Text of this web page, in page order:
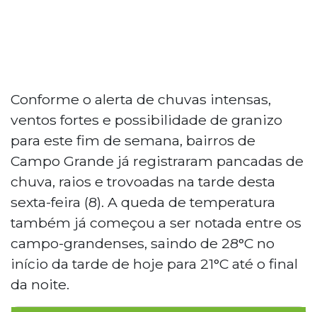
Conforme o alerta de chuvas intensas,
ventos fortes e possibilidade de granizo
para este fim de semana, bairros de
Campo Grande já registraram pancadas de
chuva, raios e trovoadas na tarde desta
sexta-feira (8). A queda de temperatura
também já começou a ser notada entre os
campo-grandenses, saindo de 28°C no
início da tarde de hoje para 21°C até o final
da noite.